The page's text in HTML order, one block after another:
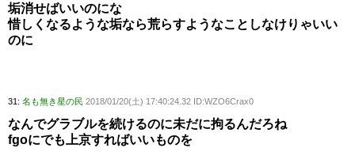
垢消せばいいのにな
惜しくなるような垢なら荒らすようなことしなけりゃいい
のに
31: 名も無き星の民 2018/01/20(土) 17:40:24.32 ID:WZO6Crax0
なんでグラブルを続けるのに未だに拘るんだろね
fgoにでも上京すればいいものを